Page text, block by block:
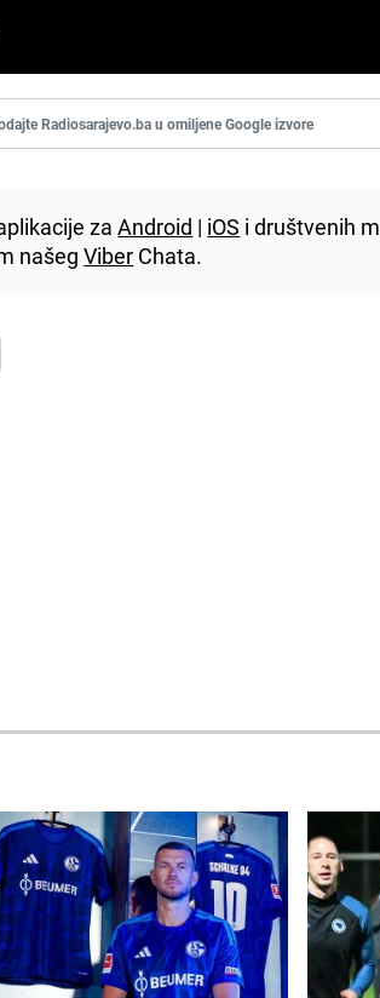
Radiosarajevo.ba u omiljene Google izvore
zaAndroid | iOS i društvenih
našegViber Chata.